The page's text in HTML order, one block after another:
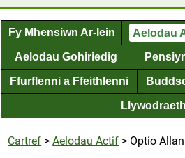
Fy Mhensiwn Ar-lein Aelodau
Aelodau Gohiriedig
Ffurflenni a Ffeithlenni
Cartref >Aelodau Actif > Optio Allan